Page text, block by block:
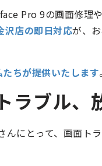
Pro 9の画面修理
沢店の即日対応が、
ちが提供いたします。
ブル、
にとって、画面ト